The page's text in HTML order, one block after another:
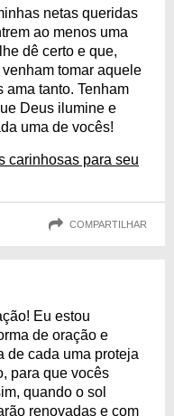
netas queridas
ao menos uma
dê certo e que,
tomar aquele
ama tanto. Tenham
Deus ilumine e
uma de vocês!
carinhosas para seu
COMPARTILHAR
Eu estou
de oração e
de cada uma proteja
para que vocês
quando o sol
renovadas e com